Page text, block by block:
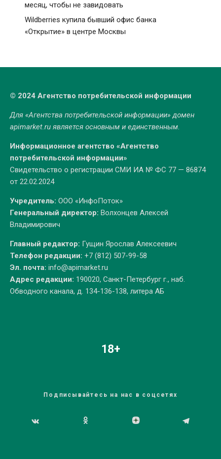
месяц, чтобы не завидовать
Wildberries купила бывший офис банка
«Открытие» в центре Москвы
© 2024 Агентство потребительской информации
Для «Агентства потребительской информации» домен
apimarket.ruявляется основным и единственным.
Информационное агентство «Агентство
потребительской информации»
Свидетельство о регистрации СМИ ИА № ФС 77 — 86874
от 22.02.2024
Учредитель: ООО «ИнфоПоток»
Генеральный директор: Волхонцев Алексей
Владимирович
Главный редактор: Гущин Ярослав Алексеевич
Телефон редакции: +7 (812) 507-99-58
Эл. почта: info@apimarket.ru
Адрес редакции: 190020, Санкт-Петербург г., наб.
Обводного канала, д. 134-136-138, литера АБ
18+
Подписывайтесь на нас в соцсетях